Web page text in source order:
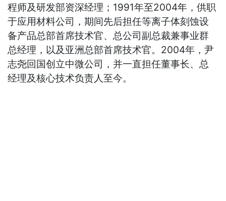
程师及研发部资深经理；1991年至2004年，供职
于应用材料公司，期间先后担任等离子体刻蚀设
备产品总部首席技术官、总公司副总裁兼事业群
总经理，以及亚洲总部首席技术官。2004年，尹
志尧回国创立中微公司，并一直担任董事长、总
经理及核心技术负责人至今。